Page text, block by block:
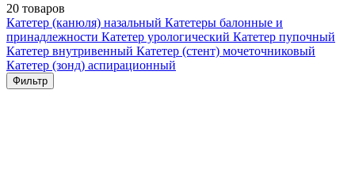
20 товаров
Катетер (канюля) назальный Катетеры балонные и
принадлежности Катетер урологический Катетер пупочный
Катетер внутривенный Катетер (стент) мочеточниковый
Катетер (зонд) аспирационный
Фильтр